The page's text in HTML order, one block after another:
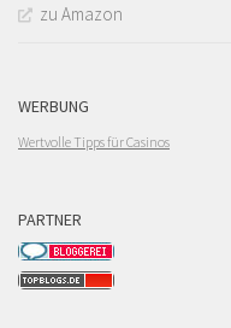
zu Amazon
WERBUNG
Wertvolle Tipps für Casinos
PARTNER